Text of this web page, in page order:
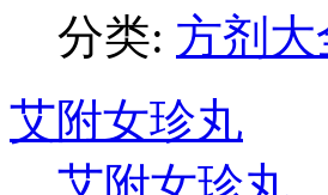
分类: 方剂大
艾附女珍丸
艾附女珍丸